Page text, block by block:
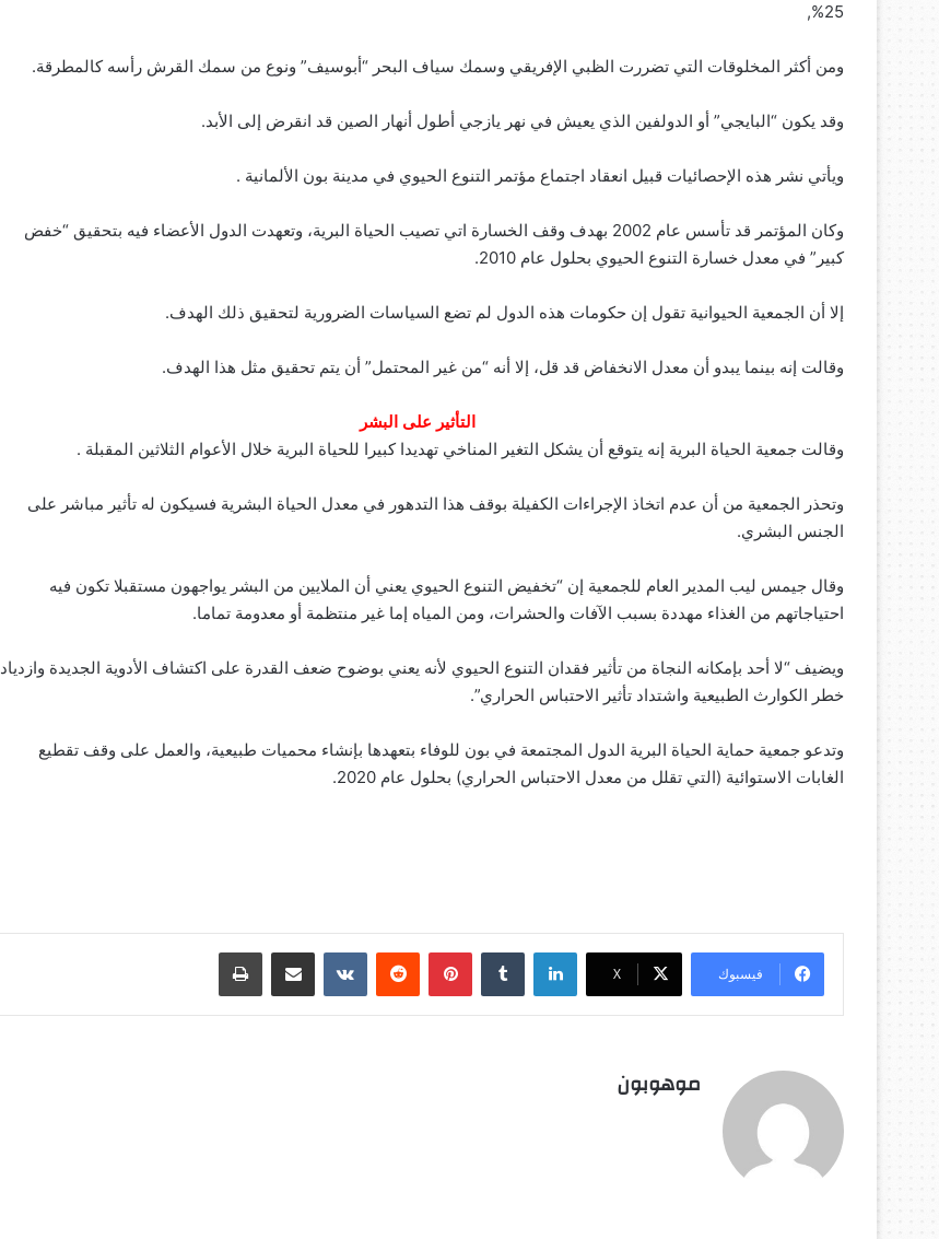
25%,
ومن أكثر المخلوقات التي تضررت الظبي الإفريقي وسمك سياف البحر “أبوسيف” ونوع من سمك القرش رأسه كالمطرقة.
وقد يكون “البايجي” أو الدولفين الذي يعيش في نهر يازجي أطول أنهار الصين قد انقرض إلى الأبد.
ويأتي نشر هذه الإحصائيات قبيل انعقاد اجتماع مؤتمر التنوع الحيوي في مدينة بون الألمانية .
وكان المؤتمر قد تأسس عام 2002 بهدف وقف الخسارة اتي تصيب الحياة البرية، وتعهدت الدول الأعضاء فيه بتحقيق “خفض
كبير” في معدل خسارة التنوع الحيوي بحلول عام 2010.
إلا أن الجمعية الحيوانية تقول إن حكومات هذه الدول لم تضع السياسات الضرورية لتحقيق ذلك الهدف.
وقالت إنه بينما يبدو أن معدل الانخفاض قد قل، إلا أنه “من غير المحتمل” أن يتم تحقيق مثل هذا الهدف.
التأثير على البشر
وقالت جمعية الحياة البرية إنه يتوقع أن يشكل التغير المناخي تهديدا كبيرا للحياة البرية خلال الأعوام الثلاثين المقبلة .
وتحذر الجمعية من أن عدم اتخاذ الإجراءات الكفيلة بوقف هذا التدهور في معدل الحياة البشرية فسيكون له تأثير مباشر على
الجنس البشري.
وقال جيمس ليب المدير العام للجمعية إن “تخفيض التنوع الحيوي يعني أن الملايين من البشر يواجهون مستقبلا تكون فيه
احتياجاتهم من الغذاء مهددة بسبب الآفات والحشرات، ومن المياه إما غير منتظمة أو معدومة تماما.
ويضيف “لا أحد بإمكانه النجاة من تأثير فقدان التنوع الحيوي لأنه يعني بوضوح ضعف القدرة على اكتشاف الأدوية الجديدة وازدياد
خطر الكوارث الطبيعية واشتداد تأثير الاحتباس الحراري”.
وتدعو جمعية حماية الحياة البرية الدول المجتمعة في بون للوفاء بتعهدها بإنشاء محميات طبيعية، والعمل على وقف تقطيع
الغابات الاستوائية (التي تقلل من معدل الاحتباس الحراري) بحلول عام 2020.
فيسبوك ‫X
لينكدإن بينتيريست
موهوبون